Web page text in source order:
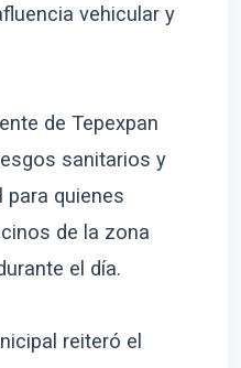
vehicular y
de Tepexpan
sanitarios y
para quienes
de la zona
el día.
reiteró el